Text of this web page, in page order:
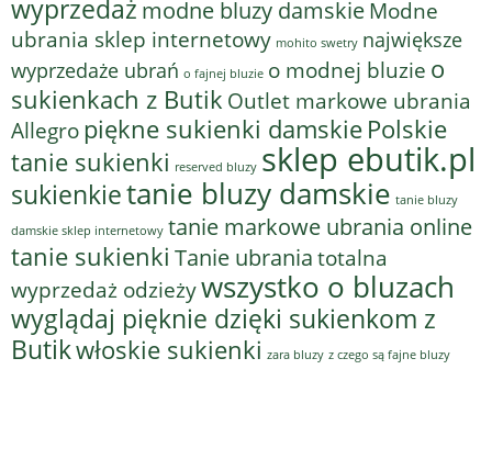
wyprzedaż modne bluzy damskie Modne
ubrania sklep internetowy mohito swetry największe
wyprzedaże ubrań o fajnej bluzie o modnej bluzie o
sukienkach z Butik Outlet markowe ubrania
Allegropiękne sukienki damskie Polskie
tanie sukienki reserved bluzy sklep ebutik.pl
sukienkietanie bluzy damskie tanie bluzy
damskie sklep internetowy tanie markowe ubrania online
tanie sukienki Tanie ubrania totalna
wyprzedaż odzieżywszystko o bluzach
wyglądaj pięknie dzięki sukienkom z
Butikwłoskie sukienki zara bluzy z czego są fajne bluzy